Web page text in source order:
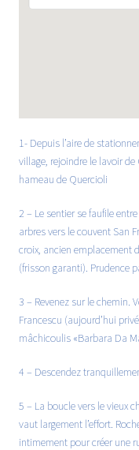
1- Depuis l’aire de
village, rejoindre le lavoir
hameau de Quercioli
2 – Le sentier se faufile
arbres vers le couvent San
croix, ancien emplacement
(frisson garanti). Prudence
3 – Revenez sur le chemin.
Francescu (aujourd’hui
mâchicoulis «Barbara Da
4 – Descendez
5 – La boucle vers le vieux
vaut largement l’effort.
intimement pour créer une